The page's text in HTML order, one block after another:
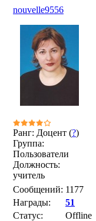
nouvelle9556
Ранг: Доцент (?)
Группа:
Пользователи
Должность:
учитель
Сообщений: 1177
Награды:
51
Статус:
Offline